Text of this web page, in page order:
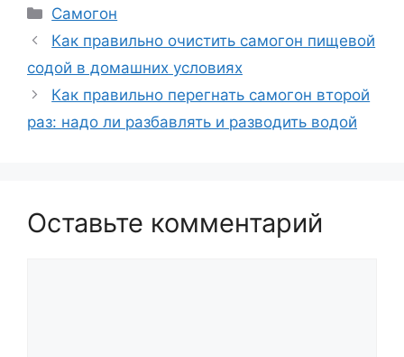
Рубрики
Самогон
Как правильно очистить самогон пищевой
содой в домашних условиях
Как правильно перегнать самогон второй
раз: надо ли разбавлять и разводить водой
Оставьте комментарий